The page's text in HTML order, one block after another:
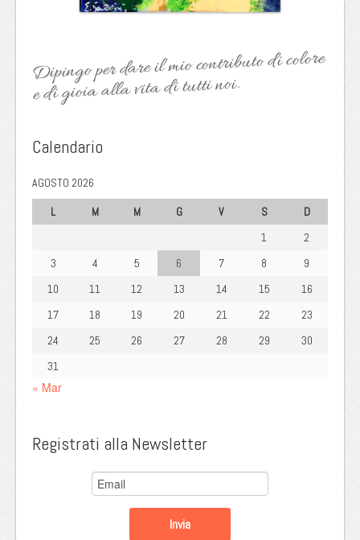
Dipingo per dare il mio contributo di colore
e di gioia alla vita di tutti noi.
Calendario
AGOSTO 2026
L
M M G V S
D
1
2
3
4 5 6 7 8
9
10
11 12 13 14 15
16
17
18 19 20 21 22
23
24
25 26 27 28 29
30
31
« Mar
Registrati alla Newsletter